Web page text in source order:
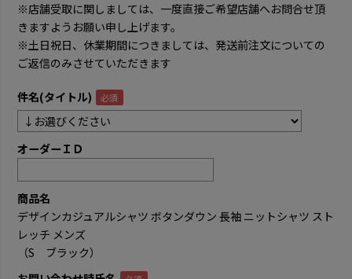
※店舗受取に関しましては、一度直接ご希望店舗へお問合せ頂
きますようお願い申し上げます。
※土日祝日、休業期間につきましては、発送前注文についての
ご返信のみさせていただきます
件名(タイトル)
オーダーＩＤ
商品名
デザインカジュアルシャツ ボタンダウン 長袖 ニットシャツ スト
レッチ メンズ
（S ブラック）